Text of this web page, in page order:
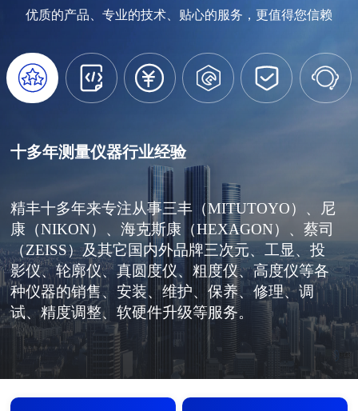
优质的产品、专业的技术、贴心的服务，更值得您信赖
     
十多年测量仪器行业经验
精丰十多年来专注从事三丰（MITUTOYO）、尼
康（NIKON）、海克斯康（HEXAGON）、蔡司
（ZEISS）及其它国内外品牌三次元、工显、投
影仪、轮廓仪、真圆度仪、粗度仪、高度仪等各
种仪器的销售、安装、维护、保养、修理、调
试、精度调整、软硬件升级等服务。